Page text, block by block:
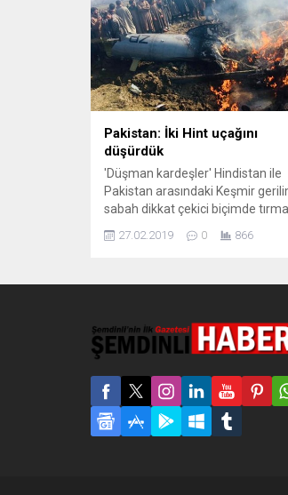
Pakistan: İki Hint uçağını
düşürdük
'Düşman kardeşler' Hindistan ile
Pakistan arasındaki Keşmir
sabah dikkat çekici biçimde
topraklarında düzenlediği hava
Hindistan’ın ay başında Keşmir’de
askerin ölümüne yol açan intihar
gerekçesiyle Pakistan
topraklarındaki...
27.02.2019 0 866